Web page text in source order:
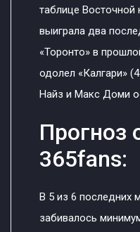
таблице
выиграла два
«Торонто» в
одолел «Калгари»
Найз и Макс Доми
Прогноз
365fans:
В 5 из 6 последних
забивалось